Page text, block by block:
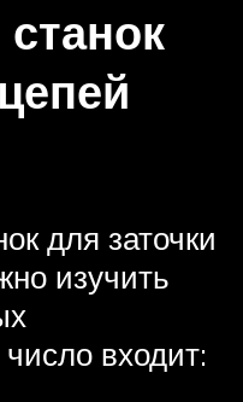
для заточки
изучить
входит: